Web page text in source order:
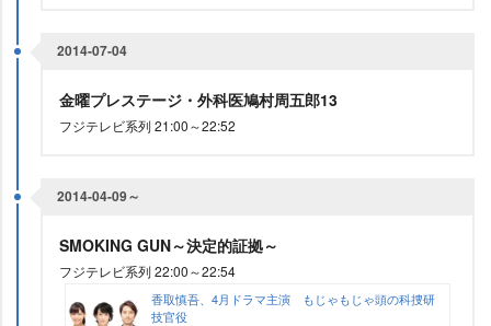
2014-07-04
金曜プレステージ・外科医鳩村周五郎13
フジテレビ系列 21:00～22:52
2014-04-09～
SMOKING GUN～決定的証拠～
フジテレビ系列 22:00～22:54
香取慎吾、4月ドラマ主演 もじゃもじゃ頭の科捜研
技官役